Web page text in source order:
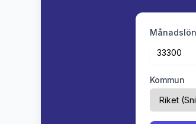
Kommun